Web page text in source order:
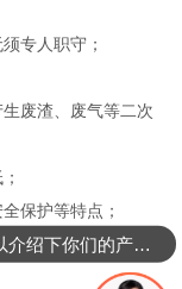
专人职守；
废渣、废气等二次
保护等特点；
地面积小。
可以介绍下你们的产品么